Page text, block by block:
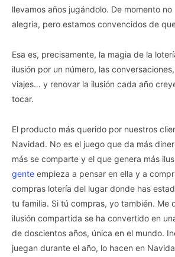
llevamos años jugándolo. De momento
alegría, pero estamos convencidos de
Esa es, precisamente, la magia de la
ilusión por un número, las
viajes… y renovar la ilusión cada año
tocar.
El producto más querido por nuestros
Navidad. No es el juego que da más
más se comparte y el que genera más
gente empieza a pensar en ella y a
compras lotería del lugar donde has
tu familia. Si tú compras, yo también. Me
ilusión compartida se ha convertido en
de doscientos años, única en el mundo.
juegan durante el año, lo hacen en